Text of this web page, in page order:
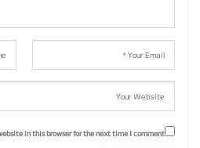
in this browser for the next time I comment.